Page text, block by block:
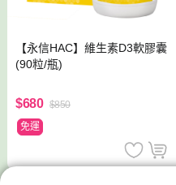
【永信HAC】維生素D3軟膠囊
(90粒/瓶)
$680 $850
免運